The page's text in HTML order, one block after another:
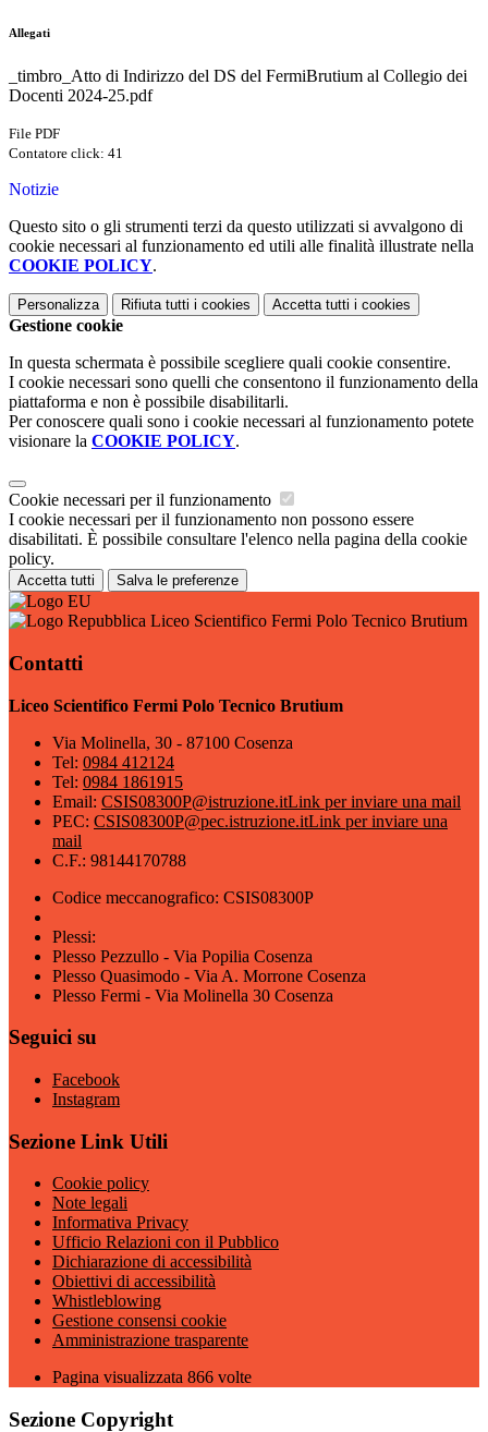
Allegati
_timbro_Atto di Indirizzo del DS del FermiBrutium al Collegio dei
Docenti 2024-25.pdf
File PDF
Contatore click: 41
Notizie
Questo sito o gli strumenti terzi da questo utilizzati si avvalgono di
cookie necessari al funzionamento ed utili alle finalità illustrate nella
COOKIE POLICY.
Personalizza Rifiuta tutti i cookies Accetta tutti i cookies
Gestione cookie
In questa schermata è possibile scegliere quali cookie consentire.
I cookie necessari sono quelli che consentono il funzionamento della
piattaforma e non è possibile disabilitarli.
Per conoscere quali sono i cookie necessari al funzionamento potete
visionare la COOKIE POLICY.
Cookie necessari per il funzionamento
I cookie necessari per il funzionamento non possono essere
disabilitati. È possibile consultare l'elenco nella pagina della cookie
policy.
Accetta tutti Salva le preferenze
Liceo Scientifico Fermi Polo Tecnico Brutium
Contatti
Liceo Scientifico Fermi Polo Tecnico Brutium
Via Molinella, 30 - 87100 Cosenza
Tel: 0984 412124
Tel: 0984 1861915
Email: CSIS08300P@istruzione.itLink per inviare una mail
PEC: CSIS08300P@pec.istruzione.itLink per inviare una
mail
C.F.: 98144170788
Codice meccanografico: CSIS08300P
Plessi:
Plesso Pezzullo - Via Popilia Cosenza
Plesso Quasimodo - Via A. Morrone Cosenza
Plesso Fermi - Via Molinella 30 Cosenza
Seguici su
Facebook
Instagram
Sezione Link Utili
Cookie policy
Note legali
Informativa Privacy
Ufficio Relazioni con il Pubblico
Dichiarazione di accessibilità
Obiettivi di accessibilità
Whistleblowing
Gestione consensi cookie
Amministrazione trasparente
Pagina visualizzata 866 volte
Sezione Copyright